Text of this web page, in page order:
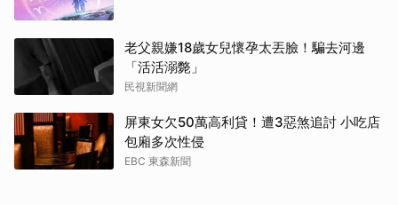
老父親嫌18歲女兒懷孕太丟臉！騙去河邊
「活活溺斃」
民視新聞網
屏東女欠50萬高利貸！遭3惡煞追討 小吃店
包廂多次性侵
EBC 東森新聞